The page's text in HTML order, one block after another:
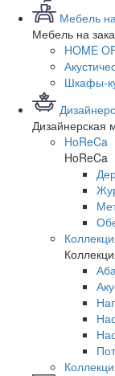
Мебель
Мебель на
HOME
Шкафы-
Дизайнерская
HoReCa
HoReCa